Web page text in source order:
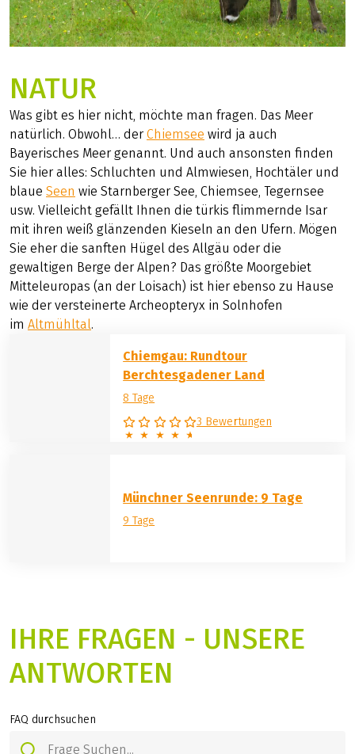
NATUR
Was gibt es hier nicht, möchte man fragen. Das Meer
natürlich. Obwohl… der Chiemsee wird ja auch
Bayerisches Meer genannt. Und auch ansonsten finden
Sie hier alles: Schluchten und Almwiesen, Hochtäler und
blaue Seen wie Starnberger See, Chiemsee, Tegernsee
usw. Vielleicht gefällt Ihnen die türkis flimmernde Isar
mit ihren weiß glänzenden Kieseln an den Ufern. Mögen
Sie eher die sanften Hügel des Allgäu oder die
gewaltigen Berge der Alpen? Das größte Moorgebiet
Mitteleuropas (an der Loisach) ist hier ebenso zu Hause
wie der versteinerte Archeopteryx in Solnhofen
im Altmühltal.
Chiemgau: Rundtour
Berchtesgadener Land
8 Tage
3 Bewertungen
Münchner Seenrunde: 9 Tage
9 Tage
IHRE FRAGEN - UNSERE
ANTWORTEN
FAQ durchsuchen